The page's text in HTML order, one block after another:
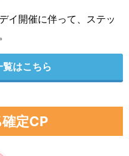
イ開催に伴って、ステッ
はこちら
定CP